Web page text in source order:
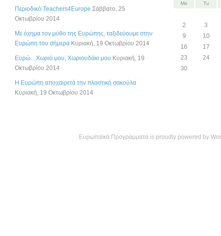
Περιοδικό Teachers4Europe Σάββατο, 25
Οκτωβρίου 2014
Με όχημα τον μύθο της Ευρώπης, ταξιδεύουμε στην
Ευρώπη του σήμερα Κυριακή, 19 Οκτωβρίου 2014
Ευρώ…Χωριό μου, Χωριουδάκι μου Κυριακή, 19
Οκτωβρίου 2014
Η Ευρώπη αποχαιρετά την πλαστική σακούλα
Κυριακή, 19 Οκτωβρίου 2014
Mo Tu
2
3
9
10
16
17
23
24
30
Ευρωπαϊκά Προγράμματα is proudly powered by